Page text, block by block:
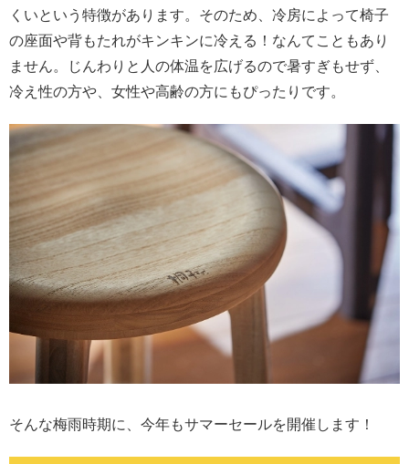
くいという特徴があります。そのため、冷房によって椅子
の座面や背もたれがキンキンに冷える！なんてこともあり
ません。じんわりと人の体温を広げるので暑すぎもせず、
冷え性の方や、女性や高齢の方にもぴったりです。
そんな梅雨時期に、今年もサマーセールを開催します！